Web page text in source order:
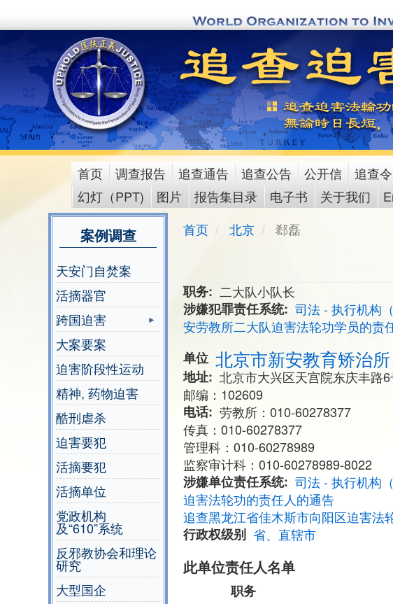
to
content
main
menu
首页 调查报告 追查通告 追查公告 公开信 追查令
幻灯（PPT)
图片 报告集目录 电子书 关于我们
案例调查
天安门自焚案
活摘器官
跨国迫害
大案要案
迫害阶段性运动
精神, 药物迫害
酷刑虐杀
迫害要犯
活摘要犯
活摘单位
党政机构
及“610”系统
反邪教协会和理论
研究
大型国企
首页 北京 郄磊
职务
二大队小队长
涉嫌犯罪责任系统
司法 - 执行机构
安劳教所二大队迫害法轮功学员的责
单位 北京市新安教育矫治
地址
北京市大兴区天宫院东庆丰路
邮编：102609
电话
劳教所：010-60278377
传真：010-60278377
管理科：010-60278989
监察审计科：010-60278989-8022
涉嫌单位责任系统
司法 - 执行机构
迫害法轮功的责任人的通告
追查黑龙江省佳木斯市向阳区迫害法
行政权级别 省、直辖市
此单位责任人名单
职务